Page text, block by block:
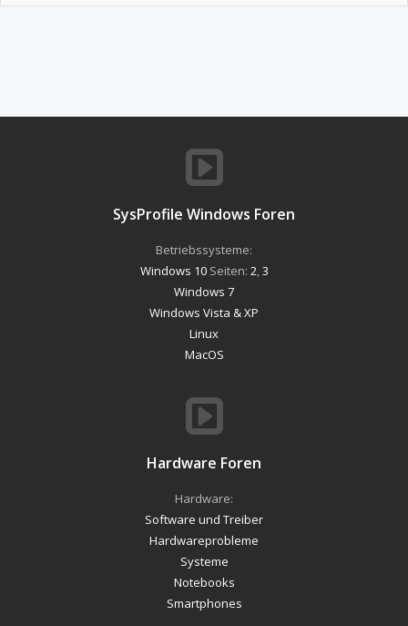
SysProfile Windows Foren
Betriebssysteme:
Windows 10Seiten: 2,3
Windows 7
Windows Vista & XP
Linux
MacOS
Hardware Foren
Hardware:
Software und Treiber
Hardwareprobleme
Systeme
Notebooks
Smartphones